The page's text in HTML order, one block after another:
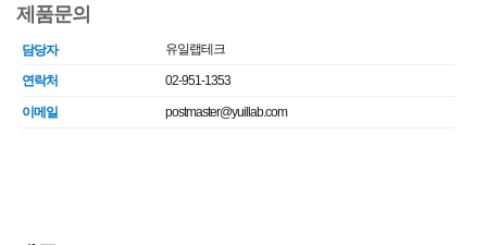
제품문의
담당자 유일랩테크
연락처 02-951-1353
이메일 postmaster@yuillab.com